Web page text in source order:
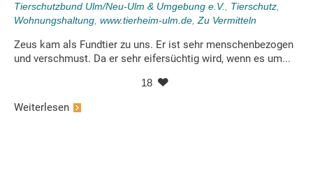
Tierschutzbund Ulm/Neu-Ulm & Umgebung e.V.
Tierschutz
Wohnungshaltung www.tierheim-ulm.de Zu Vermitteln
Zeus kam als Fundtier zu uns. Er ist sehr menschenbezogen
und verschmust. Da er sehr eifersüchtig wird, wenn es um...
18
Weiterlesen